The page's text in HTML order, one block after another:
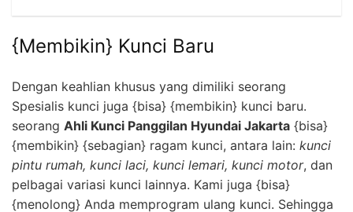
{Membikin} Kunci Baru
Dengan keahlian khusus yang dimiliki seorang
Spesialis kunci juga {bisa} {membikin} kunci baru.
seorang Ahli Kunci Panggilan Hyundai Jakarta {bisa}
{membikin} {sebagian} ragam kunci, antara lain: kunci
pintu rumah, kunci laci, kunci lemari, kunci motor, dan
pelbagai variasi kunci lainnya. Kami juga {bisa}
{menolong} Anda memprogram ulang kunci. Sehingga